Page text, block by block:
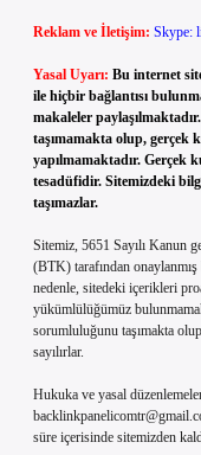
Reklam ve İletişim: Skype:
Yasal Uyarı: Bu internet
ile hiçbir bağlantısı
makaleler
taşımamakta olup, gerçek
yapılmamaktadır. Gerçek
tesadüfidir. Sitemizdeki
taşımazlar.
Sitemiz, 5651 Sayılı Kanun
(BTK) tarafından
nedenle, sitedeki içerikleri
yükümlülüğümüz
sorumluluğunu taşımakta
sayılırlar.
Hukuka ve yasal
süre içerisinde sitemizden